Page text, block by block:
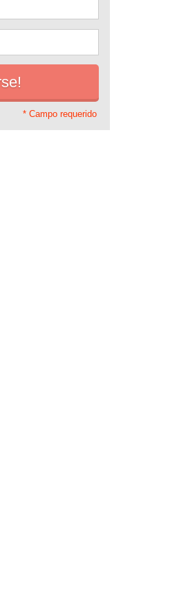
* Campo requerido